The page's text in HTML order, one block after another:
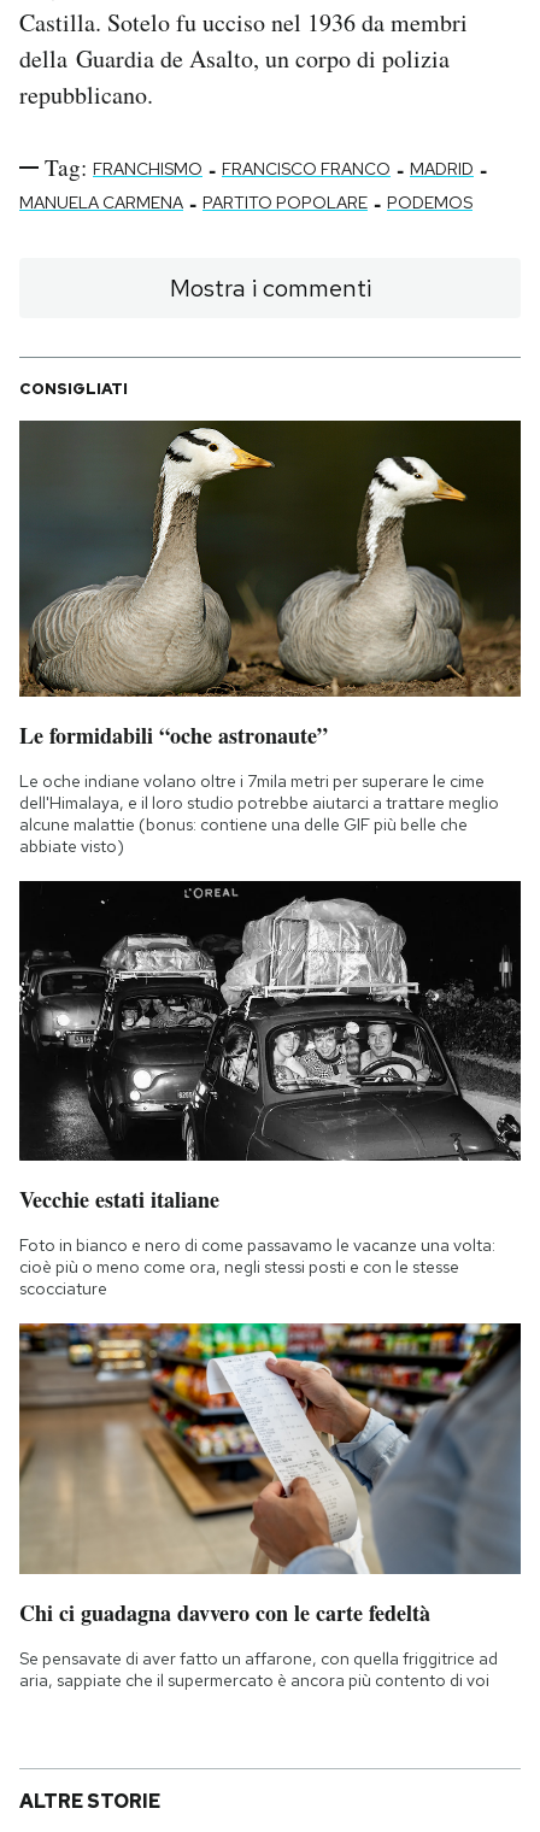
Castilla. Sotelo fu ucciso nel 1936 da membri
della Guardia de Asalto, un corpo di polizia
repubblicano.
Tag: FRANCHISMO - FRANCISCO FRANCO - MADRID -
MANUELA CARMENA - PARTITO POPOLARE - PODEMOS
Mostra i commenti
CONSIGLIATI
Le formidabili “oche astronaute”
Le oche indiane volano oltre i 7mila metri per superare le cime
dell'Himalaya, e il loro studio potrebbe aiutarci a trattare meglio
alcune malattie (bonus: contiene una delle GIF più belle che
abbiate visto)
Vecchie estati italiane
Foto in bianco e nero di come passavamo le vacanze una volta:
cioè più o meno come ora, negli stessi posti e con le stesse
scocciature
Chi ci guadagna davvero con le carte fedeltà
Se pensavate di aver fatto un affarone, con quella friggitrice ad
aria, sappiate che il supermercato è ancora più contento di voi
ALTRE STORIE